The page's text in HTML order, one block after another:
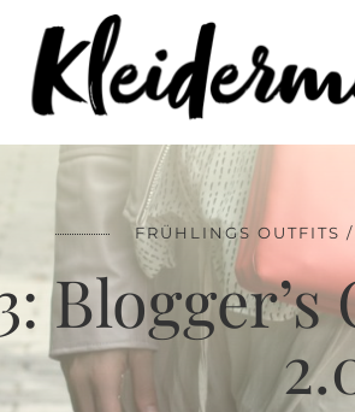
43% Look 3: Blogger’s
FRÜHLINGS OUTFITS